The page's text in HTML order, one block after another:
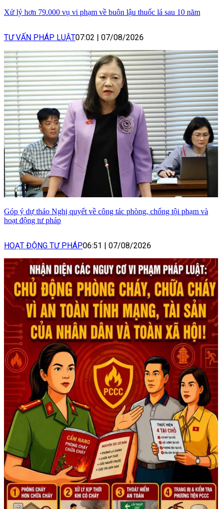
Xử lý hơn 79.000 vụ vi phạm về buôn lậu thuốc lá sau 10 năm
TƯ VẤN PHÁP LUẬT07:02 07/08/2026
Góp ý dự thảo Nghị quyết về công tác phòng, chống tội phạm và
hoạt động tư pháp
HOẠT ĐỘNG TƯ PHÁP06:51 07/08/2026